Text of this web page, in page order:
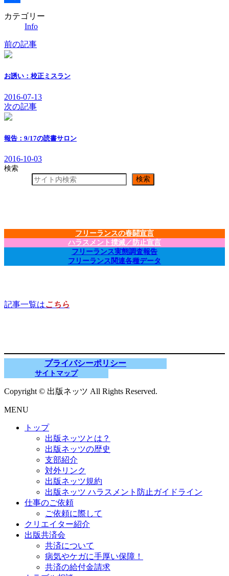
共
カテゴリー
Info
前の記事
お誘い：校正ミスラン
2016-07-13
次の記事
報告：9/17の読書サロン
2016-10-03
検索
検索
フリーランスの春闘宣言
ハラスメント撲滅／防止宣言
フリーランス実態調査報告
フリーランス関連各種データ
記事一覧はこちら
プライバシーポリシー
サイトマップ
Copyright © 出版ネッツ All Rights Reserved.
MENU
トップ
出版ネッツとは？
出版ネッツの歴史
支部紹介
対外リンク
出版ネッツ規約
出版ネッツ ハラスメント防止ガイドライン
仕事のご依頼
ご依頼に際して
クリエイター紹介
出版共済会
共済について
病気やケガに手厚い保障！
共済の給付金請求